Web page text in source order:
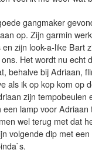
gangmaker
op. Zijn garmin
zijn look-a-like Bart
Het wordt nu echt
behalve bij Adriaan,
als ik op kop kom op
zijn tempobeulen
lamp voor Adriaan
wel terug met dat
volgende dip met